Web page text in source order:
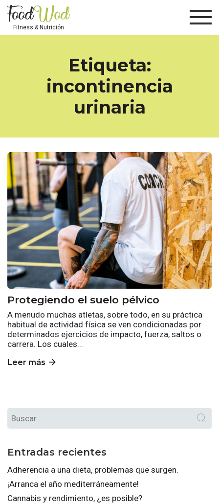
Fitness & Nutrición
Etiqueta:
incontinencia
urinaria
Protegiendo el suelo pélvico
A menudo muchas atletas, sobre todo, en su práctica
habitual de actividad física se ven condicionadas por
determinados ejercicios de impacto, fuerza, saltos o
carrera. Los cuales...
Leer más arrow_forward
Entradas recientes
Adherencia a una dieta, problemas que surgen.
¡Arranca el año mediterráneamente!
Cannabis y rendimiento, ¿es posible?